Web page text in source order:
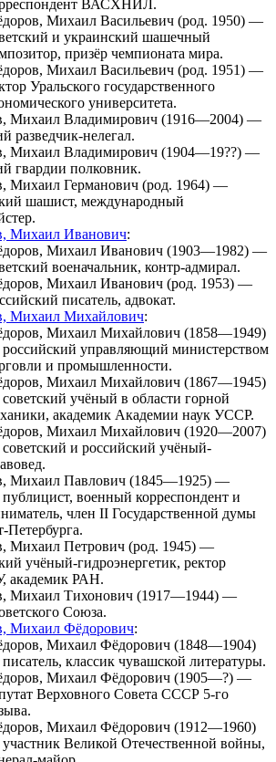
ВАСХНИЛ.
Михаил Васильевич (род. 1950) —
и украинский шашечный
призёр чемпионата мира.
Михаил Васильевич (род. 1951) —
Уральского государственного
университета.
Михаил Владимирович (1916—2004) —
разведчик-нелегал.
Михаил Владимирович (1904—19??) —
гвардии полковник.
Михаил Германович (род. 1964) —
шашист, международный
Михаил Иванович:
Михаил Иванович (1903—1982) —
военачальник, контр-адмирал.
Михаил Иванович (род. 1953) —
писатель, адвокат.
Михаил Михайлович:
Михаил Михайлович (1858—1949)
управляющий министерством
и промышленности.
Михаил Михайлович (1867—1945)
учёный в области горной
академик Академии наук УССР.
Михаил Михайлович (1920—2007)
и российский учёный-
Михаил Павлович (1845—1925) —
военный корреспондент и
член II Государственной думы
Петербурга.
Михаил Петрович (род. 1945) —
учёный-гидроэнергетик, ректор
академик РАН.
Михаил Тихонович (1917—1944) —
Союза.
Михаил Фёдорович:
Михаил Фёдорович (1848—1904)
классик чувашской литературы.
Михаил Фёдорович (1905—?) —
Верховного Совета СССР 5-го
Михаил Фёдорович (1912—1960)
Великой Отечественной войны,